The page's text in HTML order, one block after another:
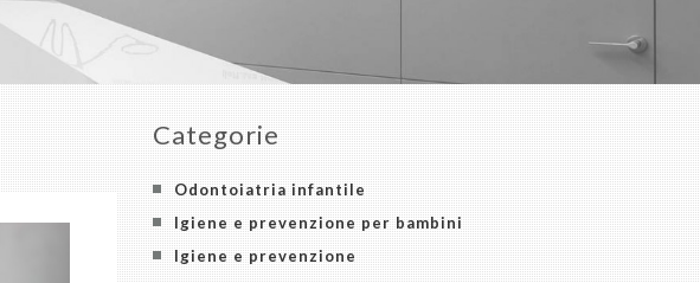
Categorie
Odontoiatria infantile
Igiene e prevenzione per bambini
Igiene e prevenzione